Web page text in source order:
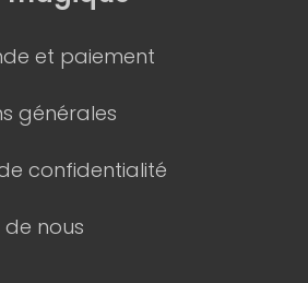
et paiement
générales
confidentialité
nous